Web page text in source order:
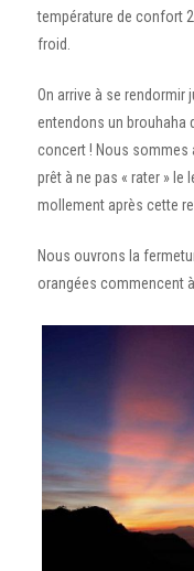
température de confort
froid.
On arrive à se rendormir
entendons un brouhaha
concert ! Nous sommes
prêt à ne pas « rater »
mollement après cette
Nous ouvrons la
orangées commencent